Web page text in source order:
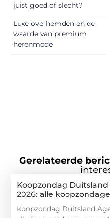
juist goed of slecht?
Luxe overhemden en de
waarde van premium
herenmode
Gerelateerde
Koopzondag Duitsland
2026: alle
Koopzondag Duitsland